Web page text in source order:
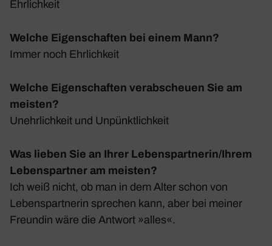
Ehrlich­keit
Welche Eigenschaften bei einem Mann?
Immer noch Ehrlich­keit
Welche Eigenschaften verabscheuen Sie am
meisten?
Unehr­lich­keit und Unpünkt­lich­keit
Was lieben Sie an Ihrer Lebenspartnerin/Ihrem
Lebenspartner am meisten?
Ich weiß nicht, ob man in dem Alter schon von
Lebens­part­nerin spre­chen kann, aber bei meiner
Freundin wäre die Antwort »alles«.